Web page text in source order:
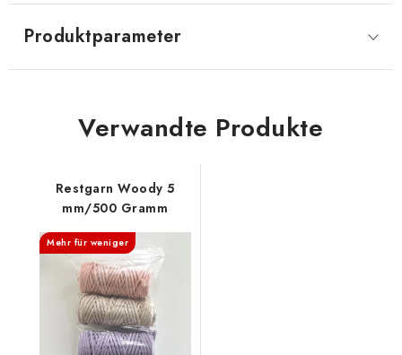
Produktparameter
Verwandte Produkte
Restgarn Woody 5
mm/500 Gramm
Mehr für weniger